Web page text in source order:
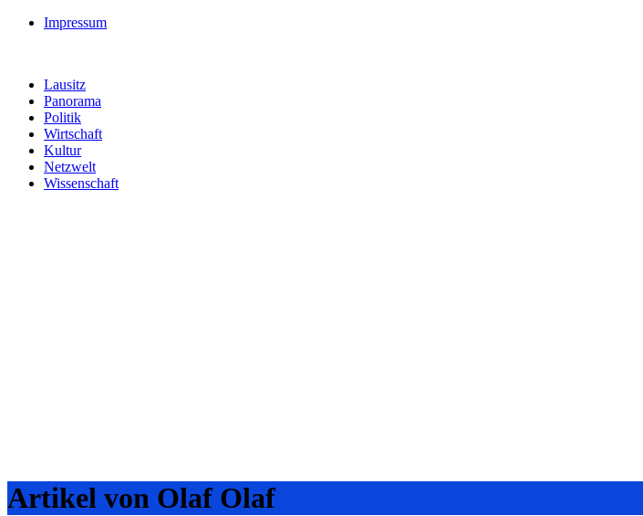
Impressum
Lausitz
Panorama
Politik
Wirtschaft
Kultur
Netzwelt
Wissenschaft
Artikel von Olaf Olaf